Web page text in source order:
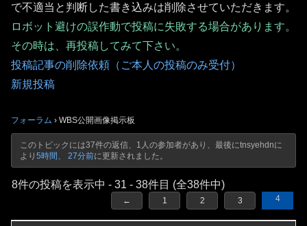
で不適当と判断した書き込みは削除させていただきます。
ロボット避けの誤作動で投稿に失敗する場合があります。
その時は、再投稿してみて下さい。
投稿記事の削除依頼（ご本人の投稿のみ受付）
新規投稿
フォーラム › WBS公開画像掲示板
このトピックには37件の返信、1人の参加者があり、最後にtnsyehdnに
より 5時間、 27分前に更新されました。
8件の投稿を表示中 - 31 - 38件目 (全38件中)
← 1 2 3 4